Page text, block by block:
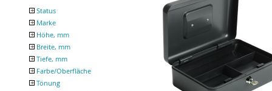
Sonstige Behälter
Schlüsseltresore
Schlüsselschränke
Geldkassetten
Tresor-Zubehör
Tresorschlösser
Tresorräume und -Türen
+ Status
Auslaufende Produkte
+ Marke
ELEGANT
FIRST ALERT
TECHNOSAFE
+ Höhe, mm
+ Breite, mm
+ Tiefe, mm
+ Farbe/Oberfläche
schwarz
+ Tönung